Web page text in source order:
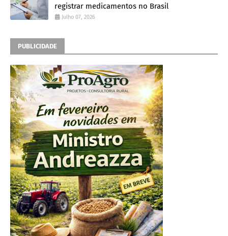
registrar medicamentos no Brasil
Julho 07, 2026
PUBLICIDADE